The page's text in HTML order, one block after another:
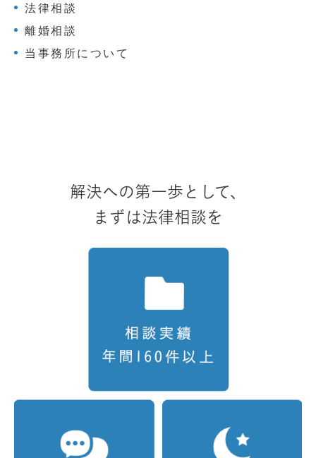
法律相談
離婚相談
当事務所について
解決への第一歩として、
まずは法律相談を